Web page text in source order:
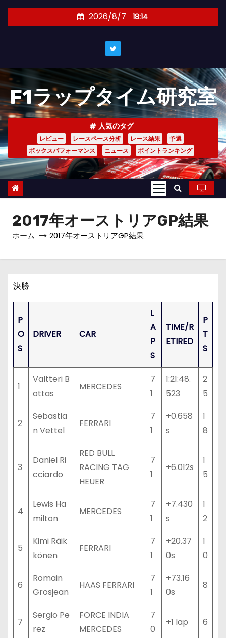
キ
ッ
プ
2026/8/7 18:14
F1ラップタイム研究室
人気のタグ
レビュー レースペース分析 レース結果
予選
ボックスパフォーマンス
ニュース ポイントランキング
2017年オーストリアGP結果
ホーム 2017年オーストリアGP結果
決勝
P
O
S
DRIVER CAR
L
A
P
S
TIME/R
ETIRED
P
T
S
1
Valtteri B
ottas
MERCEDES
7
1
1:21:48.
523
2
5
2
Sebastia
n Vettel
FERRARI
7
1
+0.658
s
1
8
3
Daniel Ri
cciardo
RED BULL
RACING TAG
HEUER
7
1
+6.012s
1
5
4
Lewis Ha
milton
MERCEDES
7
1
+7.430
s
1
2
5
Kimi Räik
könen
FERRARI
7
1
+20.37
0s
1
0
6
Romain
Grosjean
HAAS FERRARI
7
1
+73.16
0s
8
7
Sergio Pe
rez
FORCE INDIA
MERCEDES
7
0
+1 lap 6